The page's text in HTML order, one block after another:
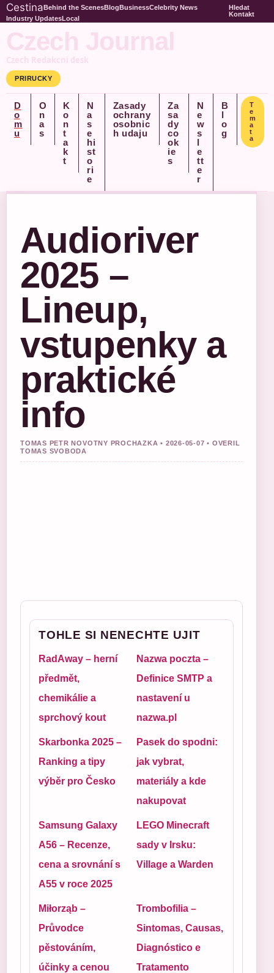
CestinaBehind the ScenesBlogBusinessCelebrity News
Industry UpdatesLocal
Hledat
Kontakt
Czech Journal
Czech Redakcni desk
PRIRUCKY
D
o
m
u
O
n
a
s
K
o
n
t
a
k
t
N
a
s
e
hi
st
o
ri
e
Zasady
ochrany
osobnic
h udaju
Za
sa
dy
co
ok
ie
s
N
e
w
s
l
e
tt
e
r
B
l
o
g
T
e
m
a
t
a
Audioriver
2025 –
Lineup,
vstupenky a
praktické
info
TOMAS PETR NOVOTNY PROCHAZKA • 2026-05-07 • OVERIL
TOMAS SVOBODA
TOHLE SI NENECHTE UJIT
RadAway – herní
předmět,
chemikálie a
sprchový kout
Nazwa poczta –
Definice SMTP a
nastavení u
nazwa.pl
Skarbonka 2025 –
Ranking a tipy
výběr pro Česko
Pasek do spodni:
jak vybrat,
materiály a kde
nakupovat
Samsung Galaxy
A56 – Recenze,
cena a srovnání s
A55 v roce 2025
LEGO Minecraft
sady v Irsku:
Village a Warden
Miłorząb –
Průvodce
pěstováním,
účinky a cenou
Trombofilia –
Sintomas, Causas,
Diagnóstico e
Tratamento